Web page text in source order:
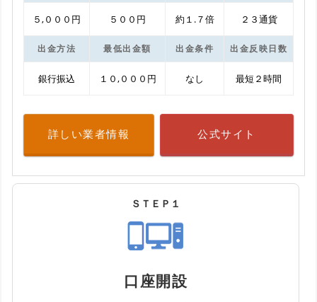
５,０００円 ５００円 約１.７倍 ２３通貨
出金方法 最低出金額 出金条件 出金反映日数
銀行振込 １０,０００円 なし 最短２時間
詳しい業者情報 公式サイト
ＳＴＥＰ１
口座開設